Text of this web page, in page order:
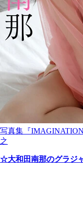
写真集『
之
☆大和田南那のグラジ